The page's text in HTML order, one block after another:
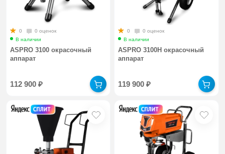
0
0 оценок
В наличии
ASPRO 3100 окрасочный
аппарат
112 900₽
0
0 оценок
В наличии
ASPRO 3100H окрасочный
аппарат
119 900₽